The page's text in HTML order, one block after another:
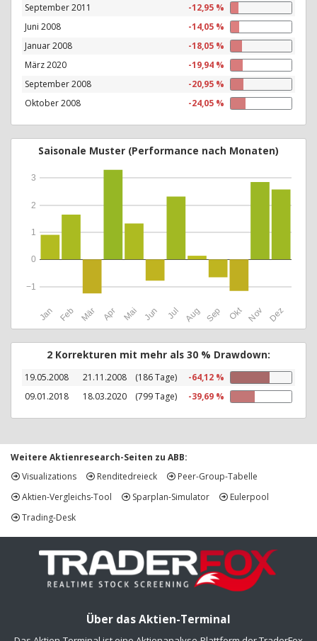
September 2011
-12,95 %
Juni 2008
-14,05 %
Januar 2008
-18,05 %
März 2020
-19,94 %
September 2008
-20,95 %
Oktober 2008
-24,05 %
Saisonale Muster (Performance nach Monaten)
Jan Feb Mär Apr Mai Jun Jul Aug Sep Okt Nov Dez
−1
0
1
2
3
2 Korrekturen mit mehr als 30 % Drawdown:
19.05.2008 21.11.2008 (186 Tage)
-64,12 %
09.01.2018
18.03.2020 (799 Tage) -39,69 %
Weitere Aktienresearch-Seiten zu ABB:
Visualizations
Renditedreieck
Peer-Group-Tabelle
Aktien-Vergleichs-Tool
Sparplan-Simulator
Eulerpool
Trading-Desk
Über das Aktien-Terminal